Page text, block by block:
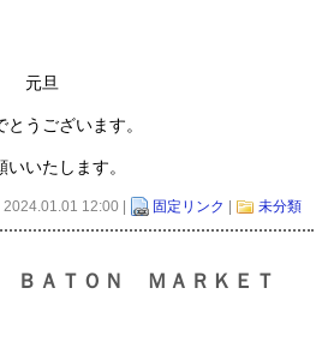
元旦
うございます。
いたします。
2024.01.01 12:00 | 固定リンク | 未分類
ＡＴＯＮ ＭＡＲＫＥＴ